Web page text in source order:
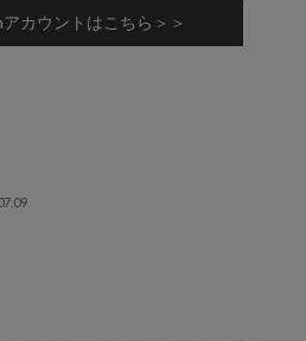
カウントはこちら＞＞